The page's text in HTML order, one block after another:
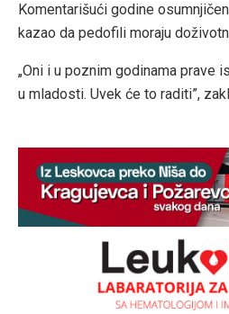
Komentarišući godine
kazao da pedofili moraju
„Oni i u poznim godinama prave
u mladosti. Uvek će to raditi”,